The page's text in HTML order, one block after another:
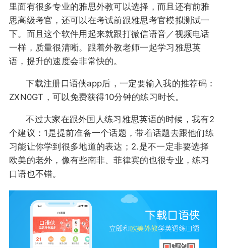
里面有很多专业的雅思外教可以选择，而且还有前雅
思高级考官，还可以在考试前跟雅思考官模拟测试一
下。而且这个软件用起来就跟打微信语音／视频电话
一样，质量很清晰。跟着外教老师一起学习雅思英
语，提升的速度会非常快的。
下载注册口语侠app后，一定要输入我的推荐码：
ZXN0GT，可以免费获得10分钟的练习时长。
不过大家在跟外国人练习雅思英语的时候，我有2
个建议：1是提前准备一个话题，带着话题去跟他们练
习能让你学到很多地道的表达；2.是不一定非要选择
欧美的老外，像有些南非、菲律宾的也很专业，练习
口语也不错。